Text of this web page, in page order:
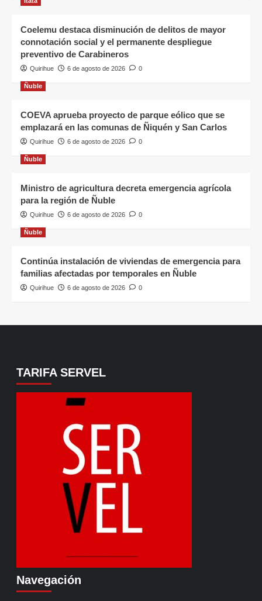
Coelemu destaca disminución de delitos de mayor
connotación social y el permanente despliegue
preventivo de Carabineros
Quirihue 6 de agosto de 2026 0
Ñuble
COEVA aprueba proyecto de parque eólico que se
emplazará en las comunas de Ñiquén y San Carlos
Quirihue 6 de agosto de 2026 0
Ñuble
Ministro de agricultura decreta emergencia agrícola
para la región de Ñuble
Quirihue 6 de agosto de 2026 0
Ñuble
Continúa instalación de viviendas de emergencia para
familias afectadas por temporales en Ñuble
Quirihue 6 de agosto de 2026 0
TARIFA SERVEL
Navegación